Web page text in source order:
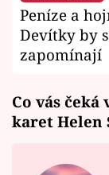
Peníze a
Devítky by
zapomínají
Co vás
karet Helen